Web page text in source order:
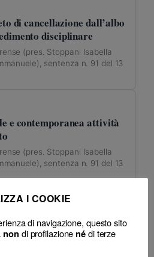
di cancellazione dall’albo
disciplinare
(pres. Stoppani Isabella
sentenza n. 91 del 13
e contemporanea attività
(pres. Stoppani Isabella
sentenza n. 91 del 13
del CNF della
mancante della decisione
I COOKIE
di navigazione, questo sito
non di profilazione nédi terze